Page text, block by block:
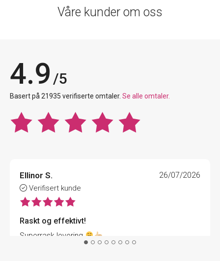
Våre kunder om oss
4.9 /5
Basert på 21935 verifiserte omtaler. Se alle omtaler.
Ellinor S.
Verifisert kunde
26/07/2026
Raskt og effektivt!
Superrask levering